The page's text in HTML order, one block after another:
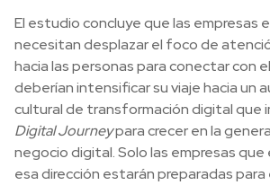
El estudio concluye que las empresas
necesitan desplazar el foco de
hacia las personas para conectar con
deberían intensificar su viaje hacia un
cultural de transformación digital que
Digital Journeypara crecer en la
negocio digital. Solo las empresas que
esa dirección estarán preparadas